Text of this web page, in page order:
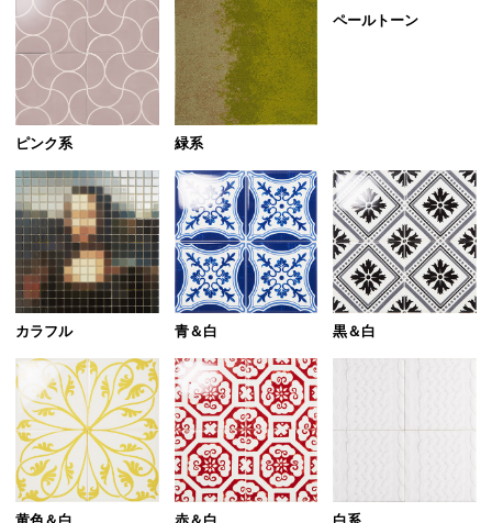
ピンク系 緑系
ペールトーン
カラフル 青＆白 黒＆白